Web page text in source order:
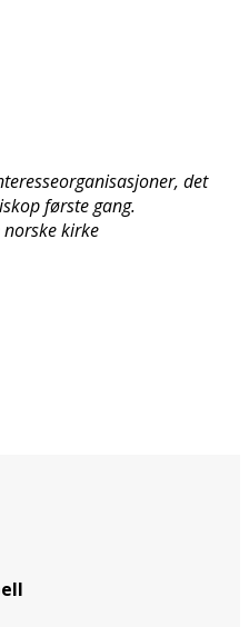
det
første gang.
norske kirke